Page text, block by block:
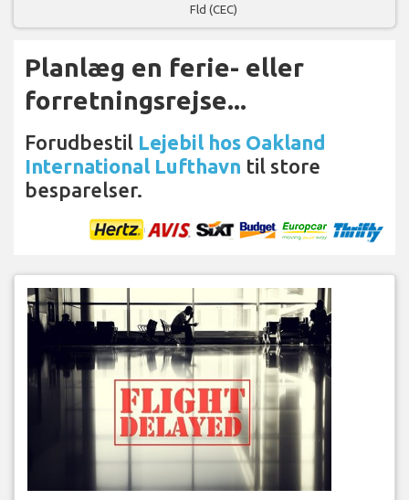
Fld (CEC)
Planlæg en ferie- eller
forretningsrejse...
Forudbestil Lejebil hos Oakland
International Lufthavn til store
besparelser.